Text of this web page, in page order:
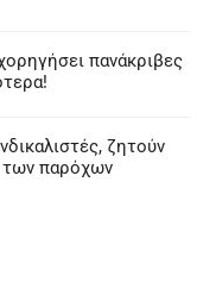
πανάκριβες
ζητούν
των παρόχων